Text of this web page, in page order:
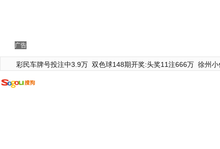
广告
彩民车牌号投注中3.9万 双色球148期开奖:头奖11注666万 徐州